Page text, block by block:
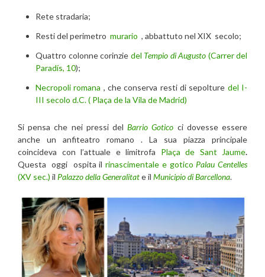
Rete stradaria;
Resti del perimetro murario , abbattuto nel XIX secolo;
Quattro colonne corinzie del Tempio di Augusto (Carrer del
Paradís, 10);
Necropoli romana , che conserva resti di sepolture del I-
III secolo d.C. ( Plaça de la Vila de Madrid)
Si pensa che nei pressi delBarrio Gotico ci dovesse essere
anche un anfiteatro romano . La sua piazza principale
coincideva con l’attuale e limitrofa Plaça de Sant Jaume.
Questa oggi ospita ilrinascimentale e gotico Palau Centelles
(XV sec.) il Palazzo della Generalitate il Municipio di Barcellona.